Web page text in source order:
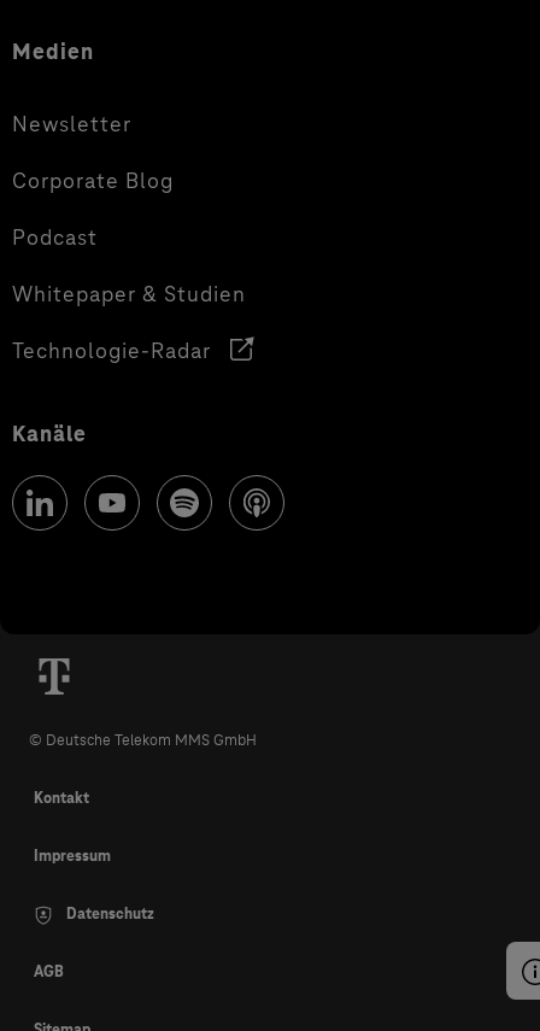
Medien
Newsletter
Corporate Blog
Podcast
Whitepaper & Studien
Technologie-Radar
Kanäle
© Deutsche Telekom MMS GmbH
Kontakt
Impressum
Datenschutz
AGB